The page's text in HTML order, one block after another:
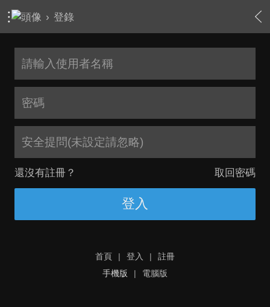
› 登錄
安全提問(未設定請忽略)
還沒有註冊？ 取回密碼
登入
首頁 | 登入 |
註冊
手機版
| 電腦版